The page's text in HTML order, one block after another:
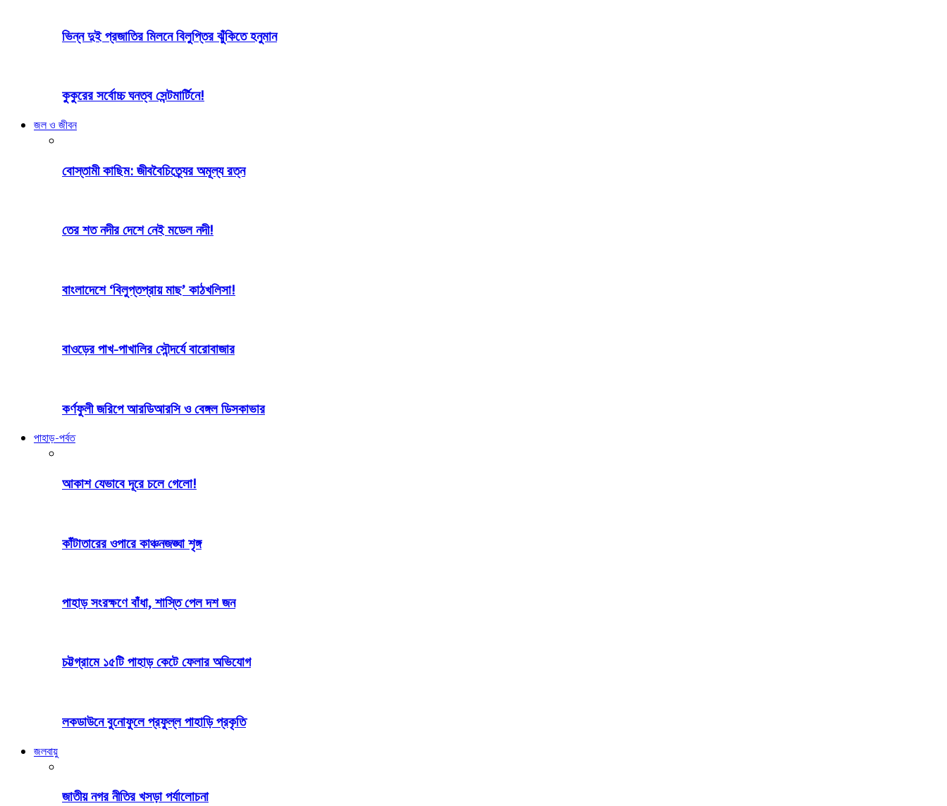
ভিন্ন দুই প্রজাতির মিলনে বিলুপ্তির ঝুঁকিতে হনুমান
কুকুরের সর্বোচ্চ ঘনত্ব সেন্টমার্টিনে!
জল ও জীবন
বোস্তামী কাছিম: জীববৈচিত্র্যের অমূল্য রত্ন
তের শত নদীর দেশে নেই মডেল নদী!
বাংলাদেশে ‘বিলুপ্তপ্রায় মাছ’ কাঠখলিসা!
বাওড়ের পাখ-পাখালির সৌন্দর্যে বারোবাজার
কর্ণফুলী জরিপে আরডিআরসি ও বেঙ্গল ডিসকাভার
পাহাড়-পর্বত
আকাশ যেভাবে দূরে চলে গেলো!
কাঁটাতারের ওপারে কাঞ্চনজঙ্ঘা শৃঙ্গ
পাহাড় সংরক্ষণে বাঁধা, শাস্তি পেল দশ জন
চট্টগ্রামে ১৫টি পাহাড় কেটে ফেলার অভিযোগ
লকডাউনে বুনোফুলে প্রফুল্ল পাহাড়ি প্রকৃতি
জলবায়ু
জাতীয় নগর নীতির খসড়া পর্যালোচনা